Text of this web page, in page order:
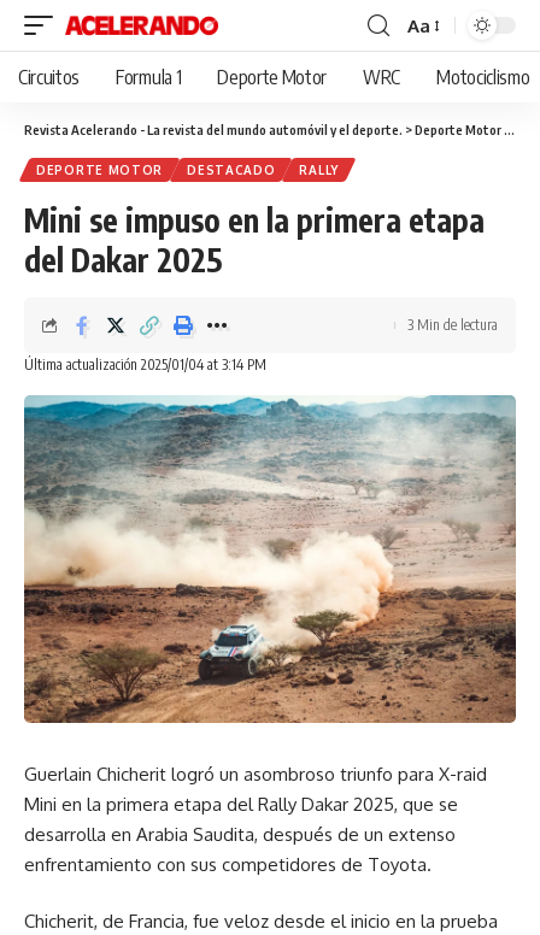
Cambiar
tamaño
fuente
Aa
Circuitos Formula 1 Deporte Motor WRC Motociclismo
Revista Acelerando - La revista del mundo automóvil y el deporte. >Deporte Motor
DEPORTE MOTOR DESTACADO RALLY
Mini se impuso en la primera etapa
del Dakar 2025
Última actualización 2025/01/04 at 3:14 PM
3 Min de lectura
Guerlain Chicherit logró un asombroso triunfo para X-raid
Mini en la primera etapa del Rally Dakar 2025, que se
desarrolla en Arabia Saudita, después de un extenso
enfrentamiento con sus competidores de Toyota.
Chicherit, de Francia, fue veloz desde el inicio en la prueba